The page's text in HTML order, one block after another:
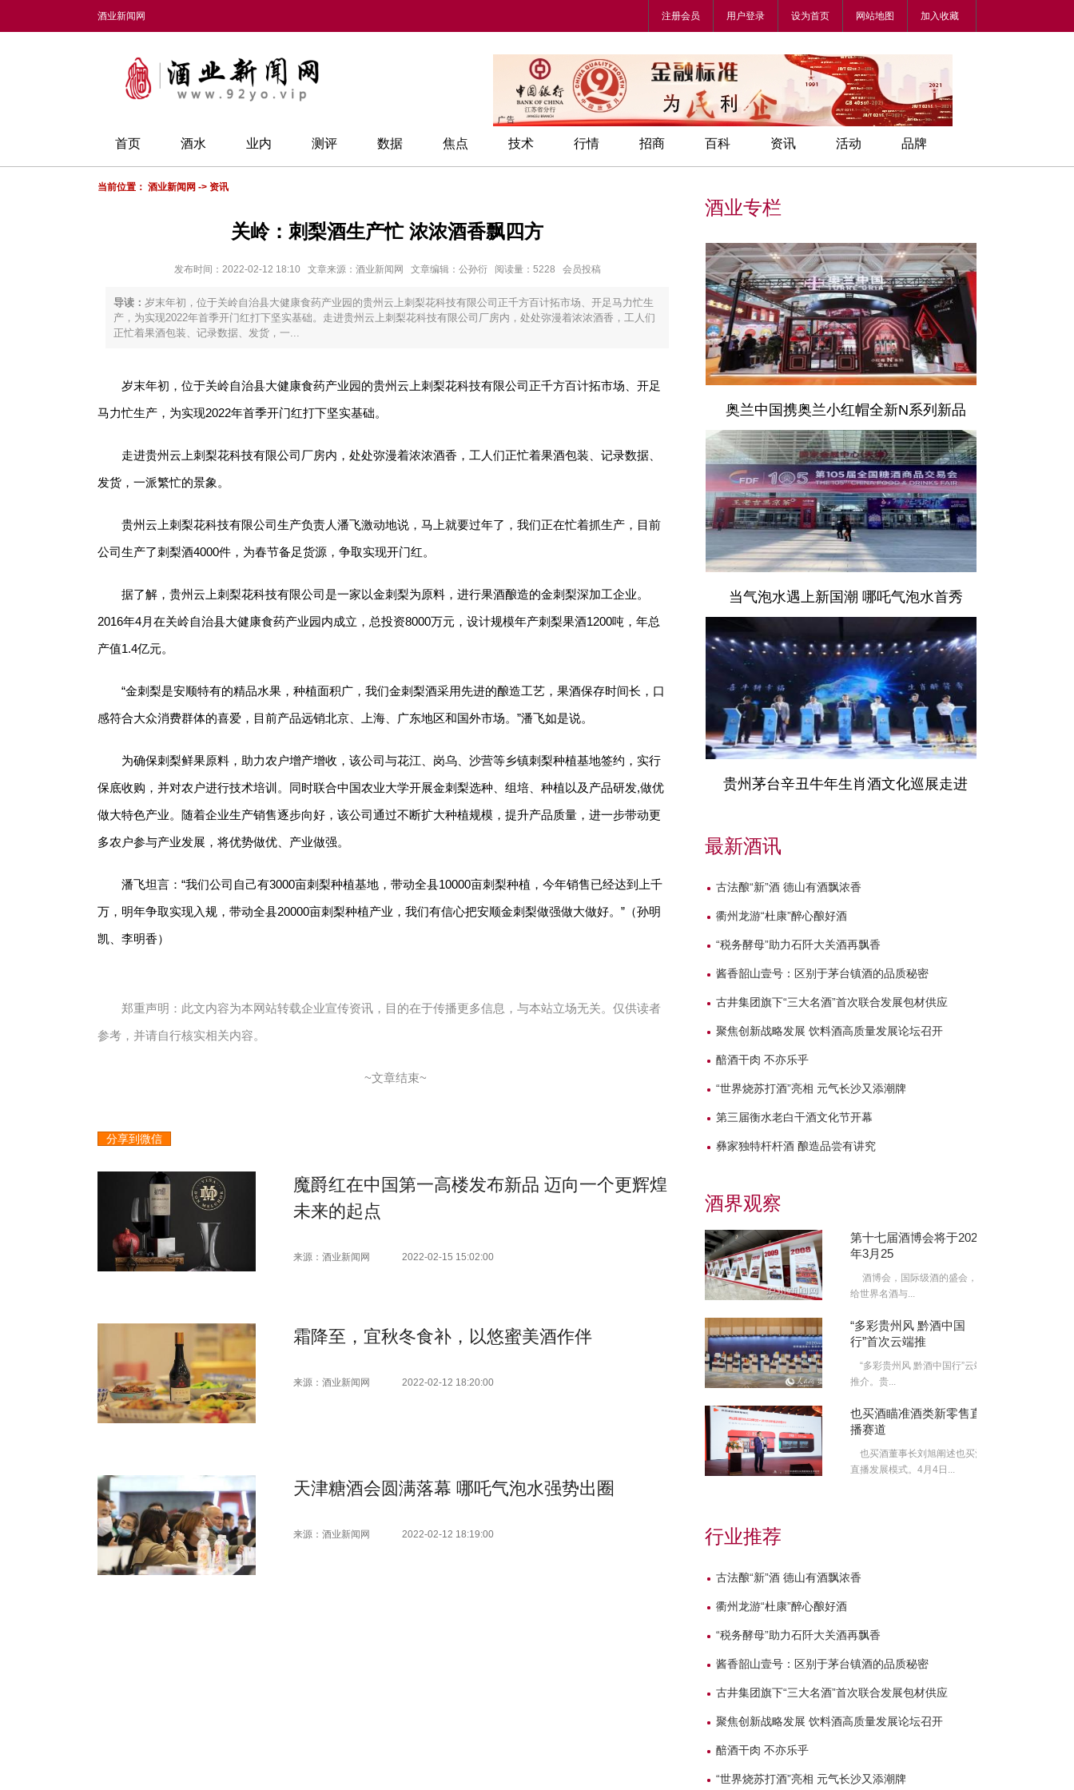
酒业新闻网 注册会员 用户登录 设为首页 网站地图 加入收藏
首页 酒水 业内 测评 数据 焦点 技术 行情 招商 百科 资讯 活动 品牌
当前位置： 酒业新闻网 -> 资讯
关岭：刺梨酒生产忙 浓浓酒香飘四方
发布时间：2022-02-12 18:10 文章来源：酒业新闻网 文章编辑：公孙衍 阅读量：5228 会员投稿
导读： 岁末年初，位于关岭自治县大健康食药产业园的贵州云上刺梨花科技有限公司正千方百计拓市场、开足马力忙生
产，为实现2022年首季开门红打下坚实基础。走进贵州云上刺梨花科技有限公司厂房内，处处弥漫着浓浓酒香，工人们
正忙着果酒包装、记录数据、发货，一...
岁末年初，位于关岭自治县大健康食药产业园的贵州云上刺梨花科技有限公司正千方百计拓市场、开足
马力忙生产，为实现2022年首季开门红打下坚实基础。
走进贵州云上刺梨花科技有限公司厂房内，处处弥漫着浓浓酒香，工人们正忙着果酒包装、记录数据、
发货，一派繁忙的景象。
贵州云上刺梨花科技有限公司生产负责人潘飞激动地说，马上就要过年了，我们正在忙着抓生产，目前
公司生产了刺梨酒4000件，为春节备足货源，争取实现开门红。
据了解，贵州云上刺梨花科技有限公司是一家以金刺梨为原料，进行果酒酿造的金刺梨深加工企业。
2016年4月在关岭自治县大健康食药产业园内成立，总投资8000万元，设计规模年产刺梨果酒1200吨，年总
产值1.4亿元。
“金刺梨是安顺特有的精品水果，种植面积广，我们金刺梨酒采用先进的酿造工艺，果酒保存时间长，口
感符合大众消费群体的喜爱，目前产品远销北京、上海、广东地区和国外市场。”潘飞如是说。
为确保刺梨鲜果原料，助力农户增产增收，该公司与花江、岗乌、沙营等乡镇刺梨种植基地签约，实行
保底收购，并对农户进行技术培训。同时联合中国农业大学开展金刺梨选种、组培、种植以及产品研发,做优
做大特色产业。随着企业生产销售逐步向好，该公司通过不断扩大种植规模，提升产品质量，进一步带动更
多农户参与产业发展，将优势做优、产业做强。
潘飞坦言：“我们公司自己有3000亩刺梨种植基地，带动全县10000亩刺梨种植，今年销售已经达到上千
万，明年争取实现入规，带动全县20000亩刺梨种植产业，我们有信心把安顺金刺梨做强做大做好。”（孙明
凯、李明香）
郑重声明：此文内容为本网站转载企业宣传资讯，目的在于传播更多信息，与本站立场无关。仅供读者
参考，并请自行核实相关内容。
~文章结束~
分享到微信
魔爵红在中国第一高楼发布新品 迈向一个更辉煌
未来的起点
来源：酒业新闻网 2022-02-15 15:02:00
霜降至，宜秋冬食补，以悠蜜美酒作伴
来源：酒业新闻网 2022-02-12 18:20:00
天津糖酒会圆满落幕 哪吒气泡水强势出圈
来源：酒业新闻网 2022-02-12 18:19:00
酒业专栏
奥兰中国携奥兰小红帽全新N系列新品
当气泡水遇上新国潮 哪吒气泡水首秀
贵州茅台辛丑牛年生肖酒文化巡展走进
最新酒讯
古法酿“新”酒 德山有酒飘浓香
衢州龙游“杜康”醉心酿好酒
“税务酵母”助力石阡大关酒再飘香
酱香韶山壹号：区别于茅台镇酒的品质秘密
古井集团旗下“三大名酒”首次联合发展包材供应
聚焦创新战略发展 饮料酒高质量发展论坛召开
醅酒干肉 不亦乐乎
“世界烧苏打酒”亮相 元气长沙又添潮牌
第三届衡水老白干酒文化节开幕
彝家独特杆杆酒 酿造品尝有讲究
酒界观察
第十七届酒博会将于2022
年3月25
酒博会，国际级酒的盛会，
给世界名酒与...
“多彩贵州风 黔酒中国
行”首次云端推
“多彩贵州风 黔酒中国行”云端
推介。贵...
也买酒瞄准酒类新零售直
播赛道
也买酒董事长刘旭阐述也买酒
直播发展模式。4月4日...
行业推荐
古法酿“新”酒 德山有酒飘浓香
衢州龙游“杜康”醉心酿好酒
“税务酵母”助力石阡大关酒再飘香
酱香韶山壹号：区别于茅台镇酒的品质秘密
古井集团旗下“三大名酒”首次联合发展包材供应
聚焦创新战略发展 饮料酒高质量发展论坛召开
醅酒干肉 不亦乐乎
“世界烧苏打酒”亮相 元气长沙又添潮牌